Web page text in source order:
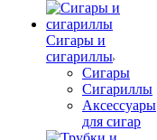
Сигары и
сигариллы
Сигары
Сигариллы
Аксессуары
для сигар